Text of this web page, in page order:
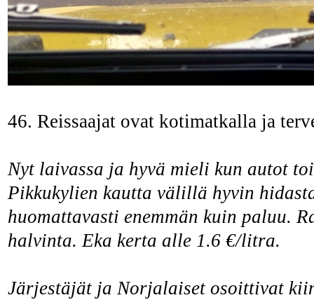
46. Reissaajat ovat kotimatkalla ja
Nyt laivassa ja hyvä mieli kun autot
Pikkukylien kautta välillä hyvin
huomattavasti enemmän kuin paluu.
halvinta. Eka kerta alle 1.6 €/litra.
Järjestäjät ja Norjalaiset osoittivat